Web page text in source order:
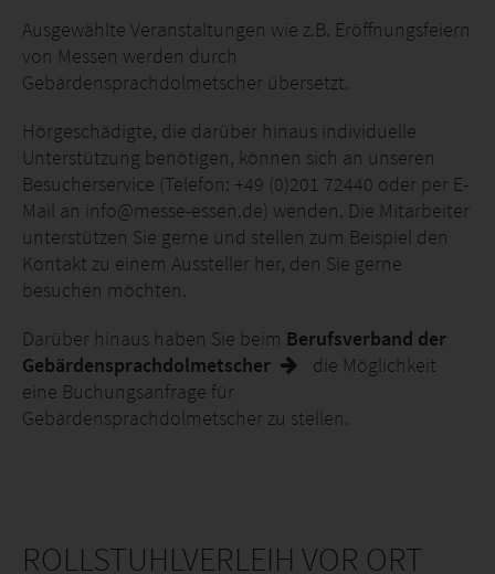
Ausgewählte Veranstaltungen wie z.B. Eröffnungsfeiern
von Messen werden durch
Gebärdensprachdolmetscher übersetzt.
Hörgeschädigte, die darüber hinaus individuelle
Unterstützung benötigen, können sich an unseren
Besucherservice (Telefon: +49 (0)201 72440 oder per E-
Mail an info@messe-essen.de) wenden. Die Mitarbeiter
unterstützen Sie gerne und stellen zum Beispiel den
Kontakt zu einem Aussteller her, den Sie gerne
besuchen möchten.
Darüber hinaus haben Sie beim Berufsverband der
Gebärdensprachdolmetscher
die Möglichkeit
eine Buchungsanfrage für
Gebärdensprachdolmetscher zu stellen.
ROLLSTUHLVERLEIH VOR ORT